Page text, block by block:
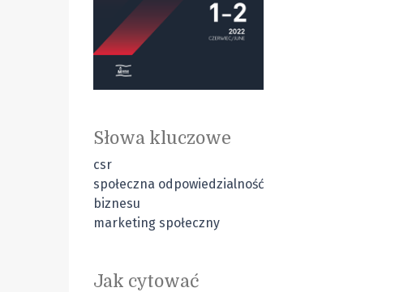
Słowa kluczowe
csr
społeczna odpowiedzialność
biznesu
marketing społeczny
Jak cytować